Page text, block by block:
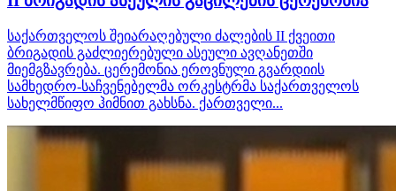
საქართველოს შეიარაღებული ძალების II ქვეითი
ბრიგადის გაძლიერებული ასეული ავღანეთში
მიემგზავრება. ცერემონია ეროვნული გვარდიის
სამხედრო-საჩვენებელმა ორკესტრმა საქართველოს
სახელმწიფო ჰიმნით გახსნა. ქართველი...